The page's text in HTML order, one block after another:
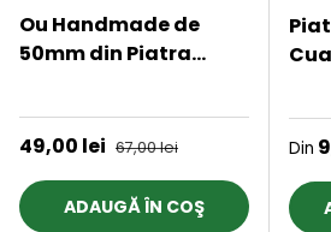
Ou Handmade de
50mm din Piatra
Lazuli
Preț de vânzare
49,00 lei Preț obișnuit
67,00 lei
ADAUGĂ ÎN COŞ
Din